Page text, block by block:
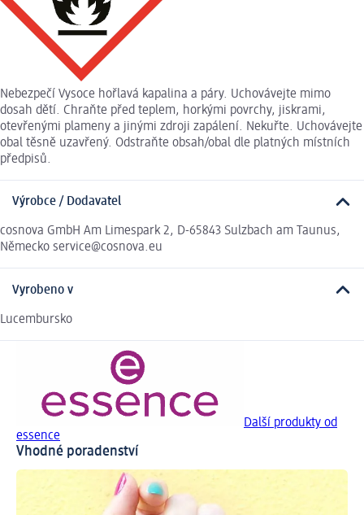
Nebezpečí Vysoce hořlavá kapalina a páry. Uchovávejte mimo
dosah dětí. Chraňte před teplem, horkými povrchy, jiskrami,
otevřenými plameny a jinými zdroji zapálení. Nekuřte. Uchovávejte
obal těsně uzavřený. Odstraňte obsah/obal dle platných místních
předpisů.
Výrobce / Dodavatel
cosnova GmbH Am Limespark 2, D-65843 Sulzbach am Taunus,
Německo service@cosnova.eu
Vyrobeno v
Lucembursko
Další produkty od
essence
Vhodné poradenství